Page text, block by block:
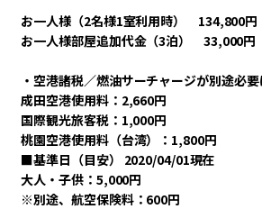
お一人様（2名様1室利用時） 134,800円
お一人様部屋追加代金（3泊） 33,000円
・空港諸税／燃油サーチャージが別途必要
成田空港使用料：2,660円
国際観光旅客税：1,000円
桃園空港使用料（台湾）：1,800円
■基準日（目安） 2020/04/01現在
大人・子供：5,000円
※別途、航空保険料：600円